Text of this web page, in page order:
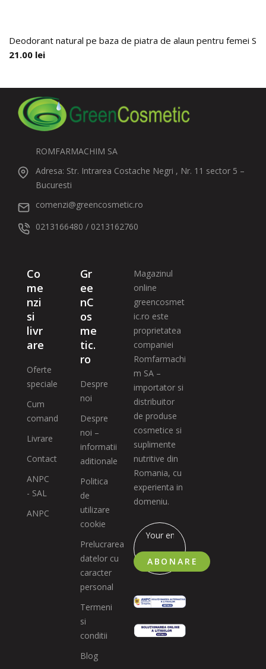
Deodorant natural pe baza de piatra de alaun pentru femei
21.00 lei
ROMFARMACHIM SA
Adresa: Str. Intrarea Costache Negri , Nr. 11 sector 5 –
Bucuresti
comenzi@greencosmetic.ro
0213166480 / 0213162760
Co
me
nzi
si
livr
are
Oferte
speciale
Cum
comand
Livrare
Contact
ANPC
- SAL
ANPC
Gr
ee
nC
os
me
tic.
ro
Despre
noi
Despre
noi –
informatii
aditionale
Politica
de
utilizare
cookie
Prelucrarea
datelor cu
caracter
personal
Termeni
si
conditii
Blog
Magazinul
online
greencosmet
ic.ro este
proprietatea
companiei
Romfarmachi
m SA –
importator si
distribuitor
de produse
cosmetice si
suplimente
nutritive din
Romania, cu
experienta in
domeniu.
ABONARE